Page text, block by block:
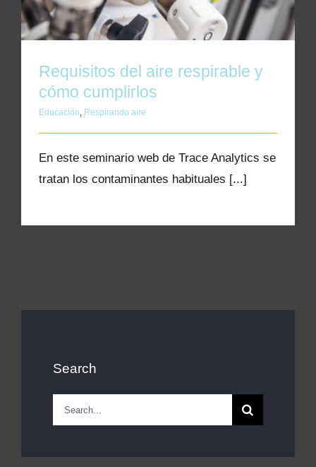
Kits AirCheck✓
Requisitos del aire respirable y
cómo cumplirlos
Educación, Respirando aire
En este seminario web de Trace Analytics se
tratan los contaminantes habituales [...]
Search
Search
for: